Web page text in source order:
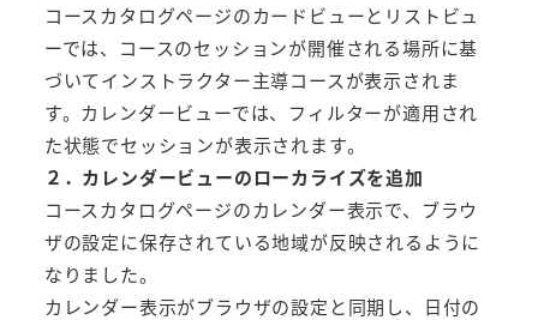
コースカタログページのカードビューとリストビュ
ーでは、コースのセッションが開催される場所に基
づいてインストラクター主導コースが表示されま
す。カレンダービューでは、フィルターが適用され
た状態でセッションが表示されます。
２．カレンダービューのローカライズを追加
コースカタログページのカレンダー表示で、ブラウ
ザの設定に保存されている地域が反映されるように
なりました。
カレンダー表示がブラウザの設定と同期し、日付の